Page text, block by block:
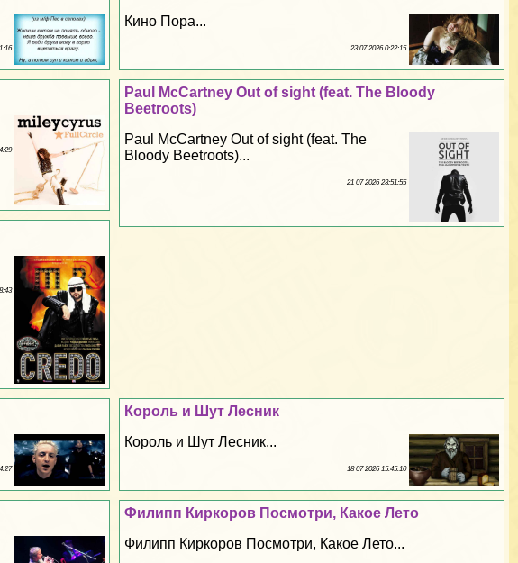
Кино Пора...
23 07 2026 0:22:15
Paul McCartney Out of sight (feat. The Bloody
Beetroots)
Paul McCartney Out of sight (feat. The
Bloody Beetroots)...
21 07 2026 23:51:55
Король и Шут Лесник
Король и Шут Лесник...
18 07 2026 15:45:10
Филипп Киркоров Посмотри, Какое Лето
Филипп Киркоров Посмотри, Какое Лето...